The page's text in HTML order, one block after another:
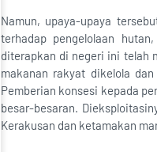
Namun, upaya-upaya
terhadap pengelolaan
diterapkan di negeri ini telah
makanan rakyat dikelola
Pemberian konsesi kepada
besar-besaran.
Kerakusan dan ketamakan